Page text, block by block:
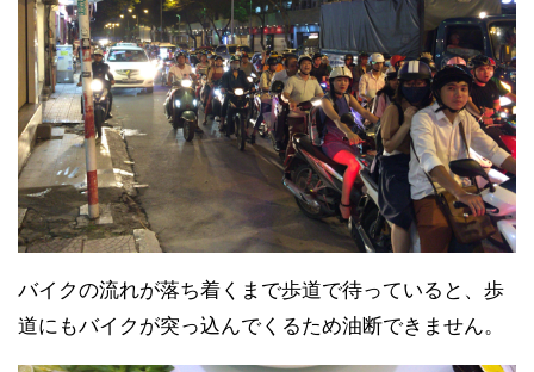
バイクの流れが落ち着くまで歩道で待っていると、歩
道にもバイクが突っ込んでくるため油断できません。